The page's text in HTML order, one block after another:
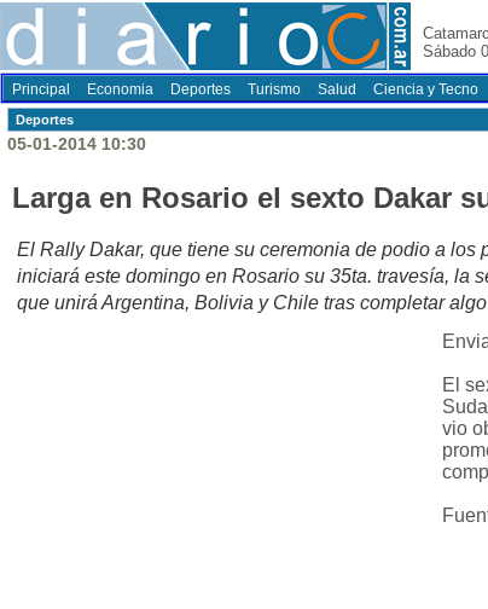
Sábado
Principal Economia Deportes Turismo Salud Ciencia y Tecno
Deportes
05-01-2014 10:30
Larga en Rosario el sexto Dakar
El Rally Dakar, que tiene su ceremonia de podio a los
iniciará este domingo en Rosario su 35ta. travesía, la
que unirá Argentina, Bolivia y Chile tras completar
El
vio